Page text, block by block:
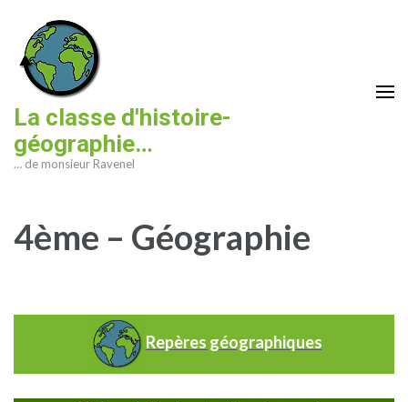
contenu
(Pressez
Entrée)
La classe d'histoire-
géographie…
… de monsieur Ravenel
4ème – Géographie
Repères géographiques